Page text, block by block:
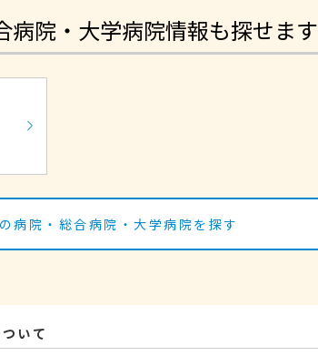
院・大学病院情報も探せます
病院・総合病院・大学病院を探す
いて